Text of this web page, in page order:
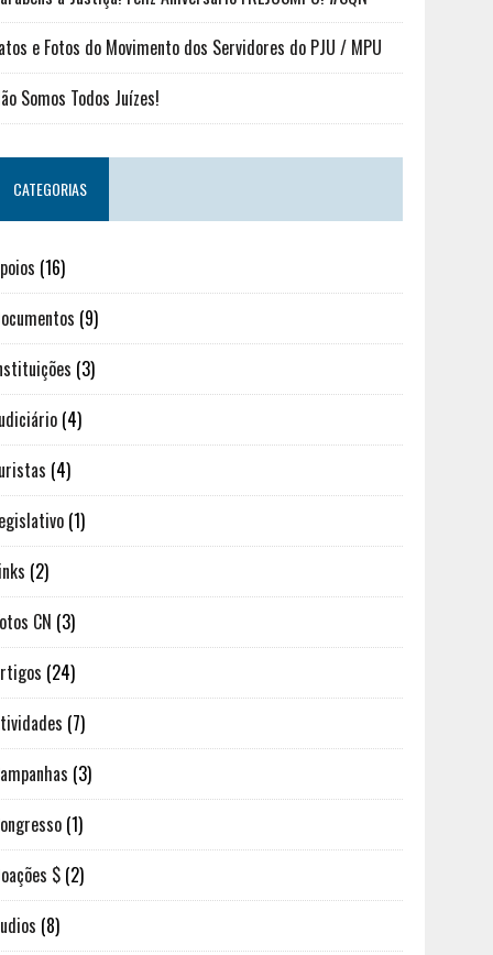
e Fotos do Movimento dos Servidores do PJU / MPU
Somos Todos Juízes!
CATEGORIAS
(16)
(9)
(3)
(4)
(4)
(1)
(2)
CN (3)
(24)
(7)
(3)
(1)
$ (2)
(8)